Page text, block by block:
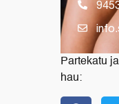
Partekatu
hau: